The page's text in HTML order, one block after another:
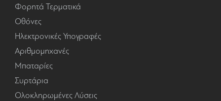
Φορητά Τερματικά
Οθόνες
Ηλεκτρονικές Υπογραφές
Αριθμομηχανές
Μπαταρίες
Συρτάρια
Ολοκληρωμένες Λύσεις